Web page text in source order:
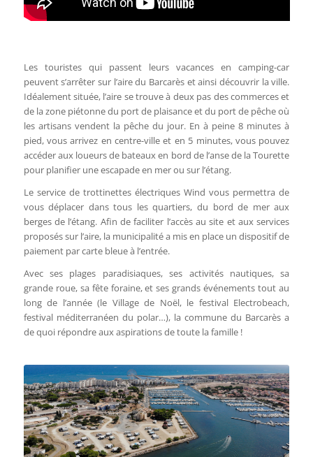
Les touristes qui passent leurs vacances en camping-car
peuvent s’arrêter sur l’aire du Barcarès et ainsi découvrir la ville.
Idéalement située, l’aire se trouve à deux pas des commerces et
de la zone piétonne du port de plaisance et du port de pêche où
les artisans vendent la pêche du jour. En à peine 8 minutes à
pied, vous arrivez en centre-ville et en 5 minutes, vous pouvez
accéder aux loueurs de bateaux en bord de l’anse de la Tourette
pour planifier une escapade en mer ou sur l’étang.
Le service de trottinettes électriques Wind vous permettra de
vous déplacer dans tous les quartiers, du bord de mer aux
berges de l’étang. Afin de faciliter l’accès au site et aux services
proposés sur l’aire, la municipalité a mis en place un dispositif de
paiement par carte bleue à l’entrée.
Avec ses plages paradisiaques, ses activités nautiques, sa
grande roue, sa fête foraine, et ses grands événements tout au
long de l’année (le Village de Noël, le festival Electrobeach,
festival méditerranéen du polar…), la commune du Barcarès a
de quoi répondre aux aspirations de toute la famille !